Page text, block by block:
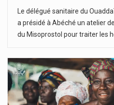
Le délégué sanitaire du
a présidé à Abéché un atelier
du Misoprostol pour traiter les